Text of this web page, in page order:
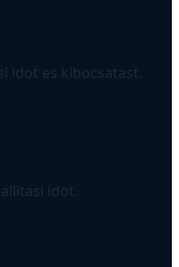
idot es kibocsatast.
idot.